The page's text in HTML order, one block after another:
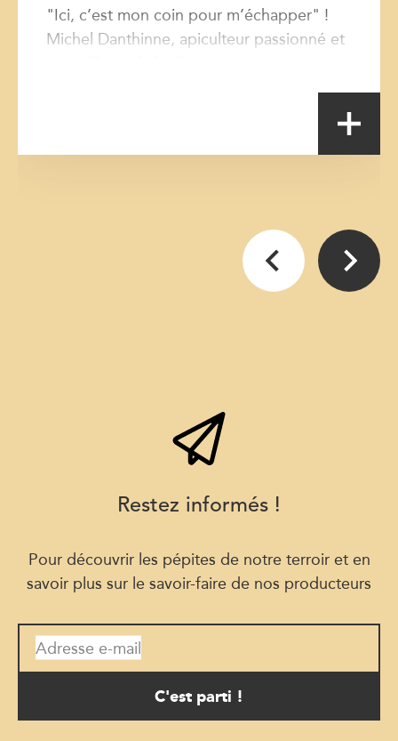
"Ici, c’est mon coin pour m’échapper" !
Michel Danthinne, apiculteur passionné et
Restez informés !
Pour découvrir les pépites de notre terroir et en
savoir plus sur le savoir-faire de nos producteurs
Adresse e-mail